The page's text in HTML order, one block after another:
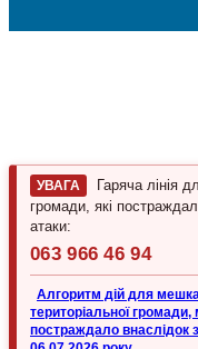
УВАГА
Гаряча лінія
громади, які
атаки:
063 966 46 94
Алгоритм дій для
територіальної
постраждало внаслідок